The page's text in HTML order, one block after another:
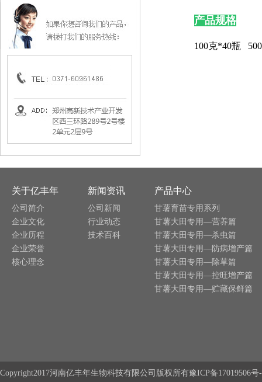
产品规格
100克*40瓶
关于亿丰年
公司简介
企业文化
企业历程
企业荣誉
核心理念
新闻资讯
公司新闻
行业动态
技术百科
产品中心
甘薯育苗专用系列
甘薯大田专用—营养篇
甘薯大田专用—杀虫篇
甘薯大田专用—防病增产篇
甘薯大田专用—除草篇
甘薯大田专用—控旺增产篇
甘薯大田专用—贮藏保鲜篇
Copyright2017河南亿丰年生物科技有限公司版权所有豫ICP备17019506号